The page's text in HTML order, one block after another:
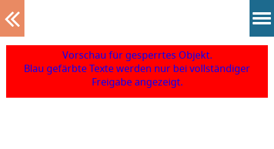
Vorschau für gesperrtes Objekt.
Blau gefärbte Texte werden nur bei vollständiger
Freigabe angezeigt.